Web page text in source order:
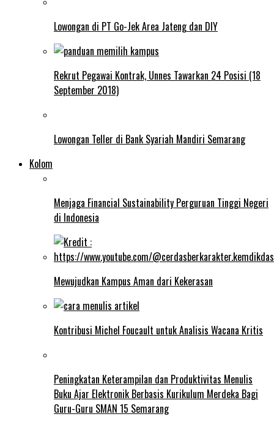
Lowongan di PT Go-Jek Area Jateng dan DIY
Rekrut Pegawai Kontrak, Unnes Tawarkan 24 Posisi (18
September 2018)
Lowongan Teller di Bank Syariah Mandiri Semarang
Kolom
Menjaga Financial Sustainability Perguruan Tinggi Negeri
di Indonesia
Mewujudkan Kampus Aman dari Kekerasan
Kontribusi Michel Foucault untuk Analisis Wacana Kritis
Peningkatan Keterampilan dan Produktivitas Menulis
Buku Ajar Elektronik Berbasis Kurikulum Merdeka Bagi
Guru-Guru SMAN 15 Semarang